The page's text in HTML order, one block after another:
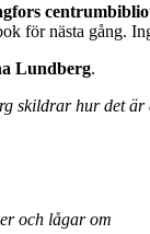
för nästa gång.
Lundberg.
skildrar hur det
och lågar om